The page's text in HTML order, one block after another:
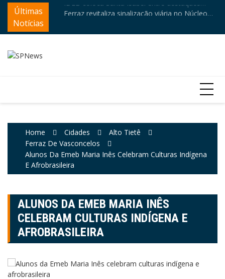
Skip
content
Últimas
Notícias
educacionais da região
Ferraz revitaliza sinalização viária no Núcleo
Home Cidades
Alto Tietê
Ferraz De Vasconcelos
Alunos Da Emeb Maria Inês Celebram Culturas Indígena
E Afrobrasileira
ALUNOS DA EMEB MARIA INÊS
CELEBRAM CULTURAS INDÍGENA E
AFROBRASILEIRA